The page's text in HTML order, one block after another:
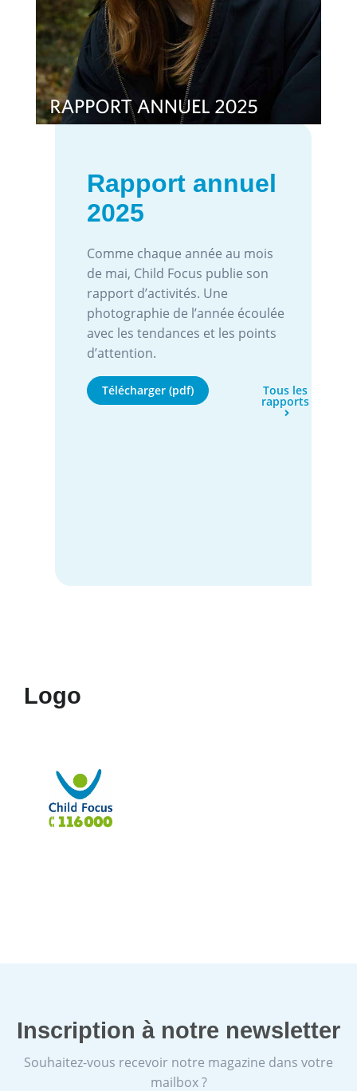
Rapport annuel
2025
Comme chaque année au mois
de mai, Child Focus publie son
rapport d’activités. Une
photographie de l’année écoulée
avec les tendances et les points
d’attention.
Télécharger (pdf) Tous les
rapports
Logo
Inscription à notre newsletter
Souhaitez-vous recevoir notre magazine dans votre
mailbox ?